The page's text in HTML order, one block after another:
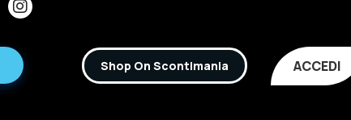
Shop On Scontimania ACCEDI